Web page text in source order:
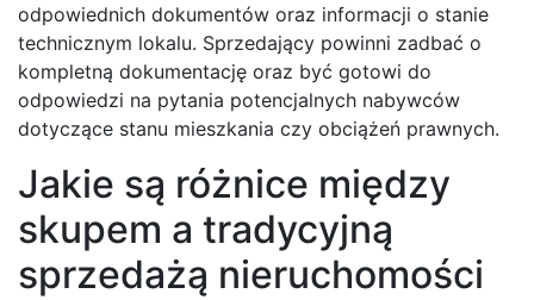
odpowiednich dokumentów oraz informacji o stanie
technicznym lokalu. Sprzedający powinni zadbać o
kompletną dokumentację oraz być gotowi do
odpowiedzi na pytania potencjalnych nabywców
dotyczące stanu mieszkania czy obciążeń prawnych.
Jakie są różnice między
skupem a tradycyjną
sprzedażą nieruchomości